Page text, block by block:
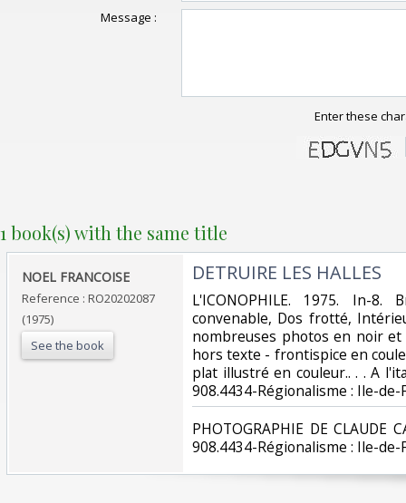
Message :
Enter these
1 book(s) with the same title
‎NOEL FRANCOISE‎
Reference : RO20202087
(1975)
See the book
‎DETRUIRE LES HALLES‎
‎L'ICONOPHILE. 1975. In-8.
convenable, Dos frotté,
nombreuses photos en noir
hors texte - frontispice en
plat illustré en couleur.. . . A
908.4434-Régionalisme : Ile-de-
‎PHOTOGRAPHIE DE CLAUDE
908.4434-Régionalisme : Ile-de-